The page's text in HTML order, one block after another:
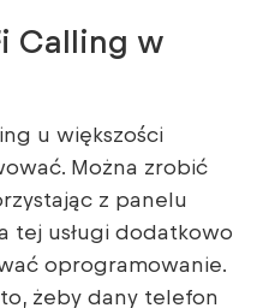
Calling w
u większości
Można zrobić
z panelu
tej usługi dodatkowo
oprogramowanie.
żeby dany telefon